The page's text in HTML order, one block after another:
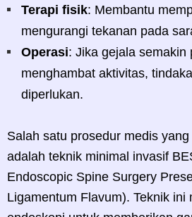
Terapi fisik: Membantu
mengurangi tekanan pada
Operasi: Jika gejala semakin
menghambat aktivitas,
diperlukan.
Salah satu prosedur medis
adalah teknik minimal invasif
Endoscopic Spine Surgery
Ligamentum Flavum). Teknik ini